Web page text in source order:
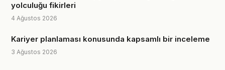
yolculuğu fikirleri
4 Ağustos 2026
Kariyer planlaması konusunda kapsamlı bir inceleme
3 Ağustos 2026